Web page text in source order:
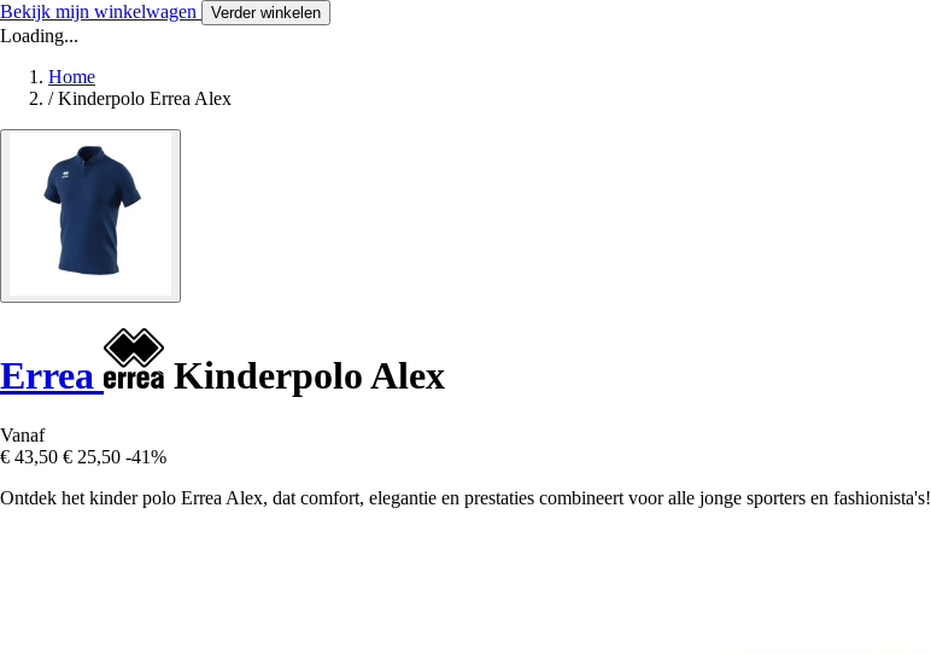
Bekijk mijn winkelwagen Verder winkelen
Loading...
Home
/ Kinderpolo Errea Alex
Errea Kinderpolo Alex
Vanaf
€ 43,50 € 25,50 -41%
Ontdek het kinder polo Errea Alex, dat comfort, elegantie en prestaties combineert voor alle jonge sporters en fashionista's!